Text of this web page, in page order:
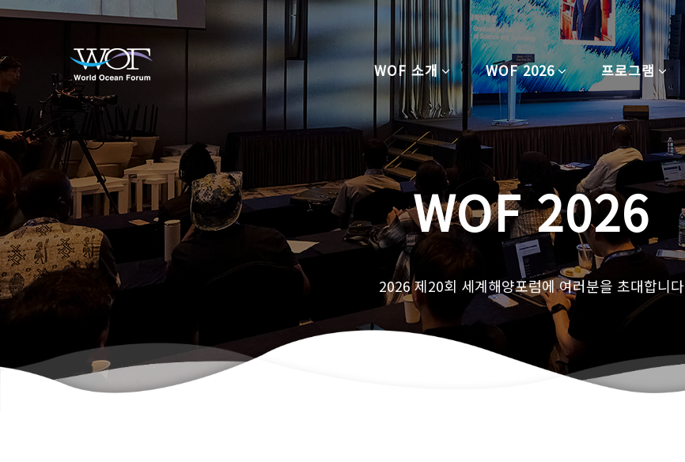
WOF 소개 WOF 2026 프로그램
WOF 2026
2026 제20회 세계해양포럼에 여러분을 초대합니다